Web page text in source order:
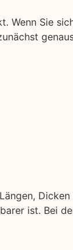
Wenn Sie
ist. Bei